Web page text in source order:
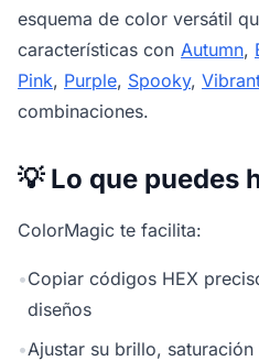
esquema de color versátil
características con Autumn,
Pink, Purple, Spooky,
combinaciones.
💡 Lo que puedes
ColorMagic te facilita:
•Copiar códigos HEX
diseños
•Ajustar su brillo,